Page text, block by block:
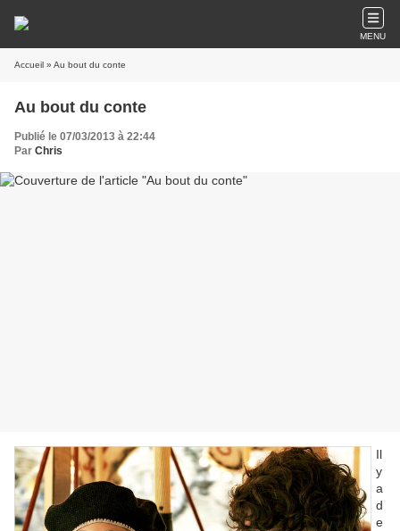
MENU
Accueil » Au bout du conte
Au bout du conte
Publié le 07/03/2013 à 22:44
Par Chris
Il
y
a
d
e